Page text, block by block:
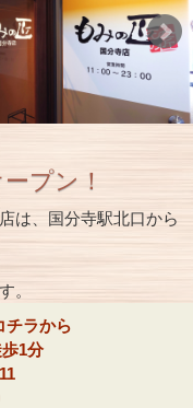
プン！
は、国分寺駅北口から
。
チラから
1分